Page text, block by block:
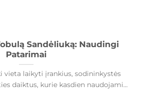
Sandėliuką: Naudingi
Patarimai
vieta laikyti įrankius, sodininkystės
daiktus, kurie kasdien naudojami...